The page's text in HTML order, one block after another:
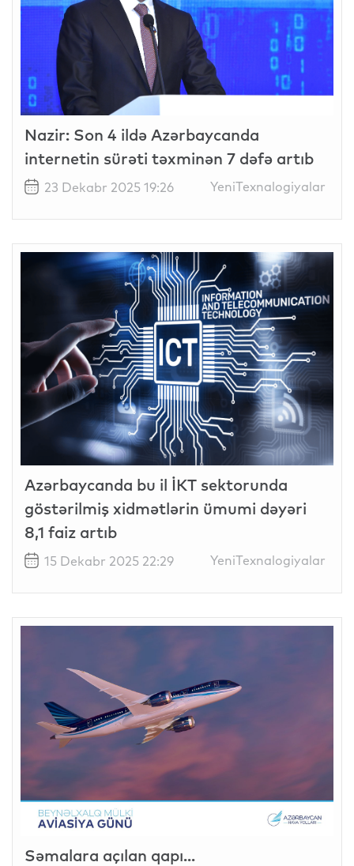
Nazir: Son 4 ildə Azərbaycanda
internetin sürəti təxminən 7 dəfə artıb
23 Dekabr 2025 19:26 YeniTexnalogiyalar
Azərbaycanda bu il İKT sektorunda
göstərilmiş xidmətlərin ümumi dəyəri
8,1 faiz artıb
15 Dekabr 2025 22:29 YeniTexnalogiyalar
Səmalara açılan qapı...